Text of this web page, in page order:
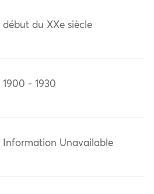
début du XXe siècle
1900 - 1930
Information Unavailable